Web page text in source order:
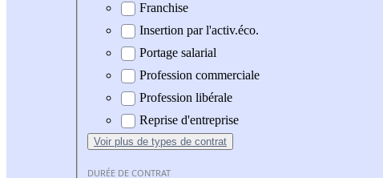
Franchise
Insertion par l'activ.éco.
Portage salarial
Profession commerciale
Profession libérale
Reprise d'entreprise
Voir plus de types de contrat
DURÉE DE CONTRAT